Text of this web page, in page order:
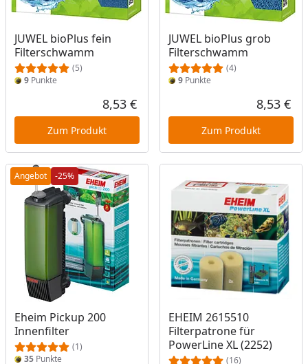
JUWEL bioPlus fein
Filterschwamm
(5)
9 Punkte
Aktueller Preis
8,53 €
Zum Produkt
JUWEL bioPlus grob
Filterschwamm
(4)
9Punkte
8,53 €
Zum Produkt
Angebot -25%
Eheim Pickup 200
Innenfilter
(1)
35 Punkte
EHEIM 2615510
Filterpatrone für
PowerLine XL (2252)
(16)